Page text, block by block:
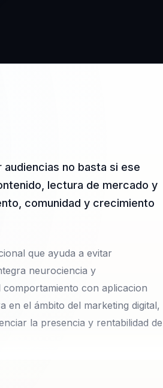
no basta si ese
lectura de mercado y
comunidad y crecimiento
que ayuda a evitar
neurociencia y
con aplicacion
en el ámbito del marketing digital,
la presencia y rentabilidad de
con un enfoque particular en